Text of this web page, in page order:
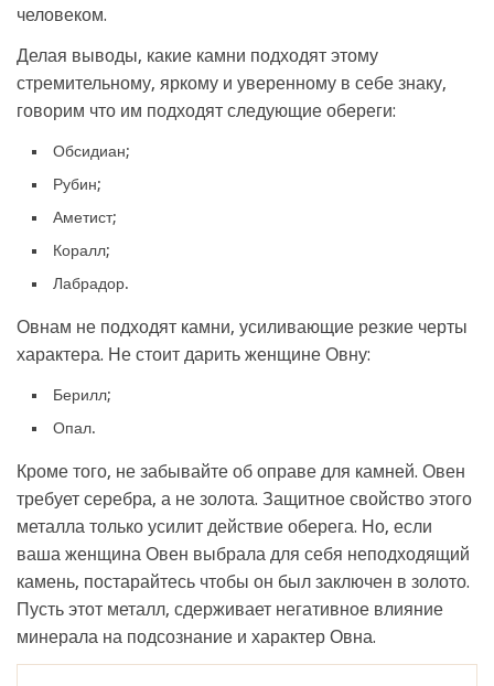
человеком.
Делая выводы, какие камни подходят этому
стремительному, яркому и уверенному в себе знаку,
говорим что им подходят следующие обереги:
Обсидиан;
Рубин;
Аметист;
Коралл;
Лабрадор.
Овнам не подходят камни, усиливающие резкие черты
характера. Не стоит дарить женщине Овну:
Берилл;
Опал.
Кроме того, не забывайте об оправе для камней. Овен
требует серебра, а не золота. Защитное свойство этого
металла только усилит действие оберега. Но, если
ваша женщина Овен выбрала для себя неподходящий
камень, постарайтесь чтобы он был заключен в золото.
Пусть этот металл, сдерживает негативное влияние
минерала на подсознание и характер Овна.